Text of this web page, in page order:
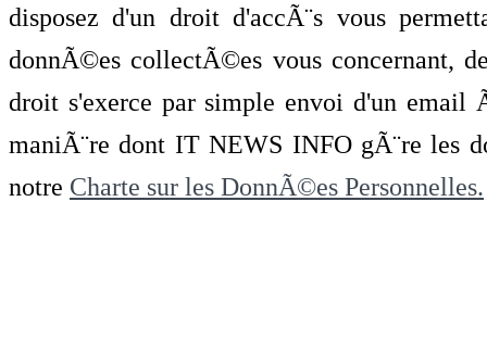
disposez d'un droit d'accÃ¨s vous
donnÃ©es collectÃ©es vous concernant,
droit s'exerce par simple envoi d'un
maniÃ¨re dont IT NEWS INFO gÃ¨re les
notre Charte sur les DonnÃ©es Personnelles.